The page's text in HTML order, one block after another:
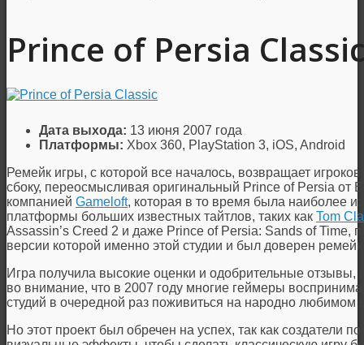
Prince of Persia
Дата выхода: 13 июня 2007 года
Платформы: Xbox 360, PlayStation 3, iOS, Android
Ремейк игры, с которой все началось, возвращает
сбоку, переосмысливая оригинальный Prince of Persia от
компанией Gameloft, которая в то время была наиболее
платформы больших известных тайтлов, таких как Tom
Assassin’s Creed 2 и даже Prince of Persia: Sands of Time,
версии которой именно этой студии и был доверен
Игра получила высокие оценки и одобрительные отзывы,
во внимание, что в 2007 году многие геймеры
студий в очередной раз поживиться на народно любимом
Но этот проект был обречен на успех, так как создатели